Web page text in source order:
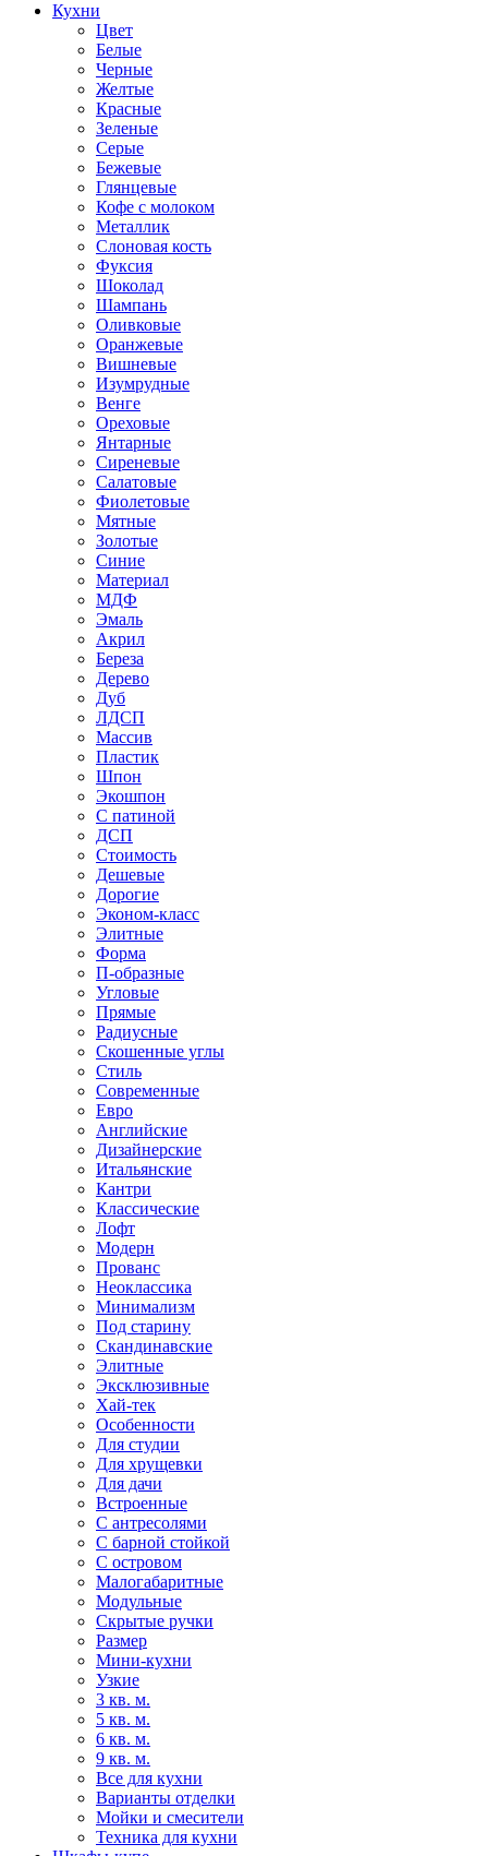
Кухни
Цвет
Белые
Черные
Желтые
Красные
Зеленые
Серые
Бежевые
Глянцевые
Кофе с молоком
Металлик
Слоновая кость
Фуксия
Шоколад
Шампань
Оливковые
Оранжевые
Вишневые
Изумрудные
Венге
Ореховые
Янтарные
Сиреневые
Салатовые
Фиолетовые
Мятные
Золотые
Синие
Материал
МДФ
Эмаль
Акрил
Береза
Дерево
Дуб
ЛДСП
Массив
Пластик
Шпон
Экошпон
С патиной
ДСП
Стоимость
Дешевые
Дорогие
Эконом-класс
Элитные
Форма
П-образные
Угловые
Прямые
Радиусные
Скошенные углы
Стиль
Современные
Евро
Английские
Дизайнерские
Итальянские
Кантри
Классические
Лофт
Модерн
Прованс
Неоклассика
Минимализм
Под старину
Скандинавские
Элитные
Эксклюзивные
Хай-тек
Особенности
Для студии
Для хрущевки
Для дачи
Встроенные
С антресолями
С барной стойкой
С островом
Малогабаритные
Модульные
Скрытые ручки
Размер
Мини-кухни
Узкие
3 кв. м.
5 кв. м.
6 кв. м.
9 кв. м.
Все для кухни
Варианты отделки
Мойки и смесители
Техника для кухни